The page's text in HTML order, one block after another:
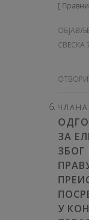
[ Правни
СВЕСКА
ЗА
ЗБОГ
У